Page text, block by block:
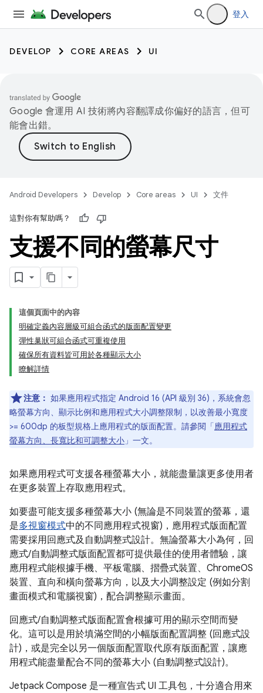
登入
DEVELOP CORE AREAS UI
Google 會運用 AI 技術將內容翻譯成你偏好的語言，但可
能會出錯。
Android Developers Develop Core areas UI 文件
這對你有幫助嗎？
支援不同的螢幕尺寸
這個頁面中的內容
明確定義內容層級可組合函式的版面配置變更
彈性巢狀可組合函式可重複使用
確保所有資料皆可用於各種顯示大小
瞭解詳情
注意： 如果應用程式指定 Android 16 (API 級別 36)，系統會忽
略螢幕方向、顯示比例和應用程式大小調整限制，以改善最小寬度
>= 600dp 的板型規格上應用程式的版面配置。請參閱「應用程式
螢幕方向、長寬比和可調整大小 」一文。
如果應用程式可支援各種螢幕大小，就能盡量讓更多使用者
在更多裝置上存取應用程式。
如要盡可能支援多種螢幕大小 (無論是不同裝置的螢幕，還
是多視窗模式中的不同應用程式視窗)，應用程式版面配置
需要採用回應式及自動調整式設計。無論螢幕大小為何，回
應式/自動調整式版面配置都可提供最佳的使用者體驗，讓
應用程式能根據手機、平板電腦、摺疊式裝置、ChromeOS
裝置、直向和橫向螢幕方向，以及大小調整設定 (例如分割
畫面模式和電腦視窗)，配合調整顯示畫面。
回應式/自動調整式版面配置會根據可用的顯示空間而變
化。這可以是用於填滿空間的小幅版面配置調整 (回應式設
計)，或是完全以另一個版面配置取代原有版面配置，讓應
用程式能盡量配合不同的螢幕大小 (自動調整式設計)。
Jetpack Compose 是一種宣告式 UI 工具包，十分適合用來